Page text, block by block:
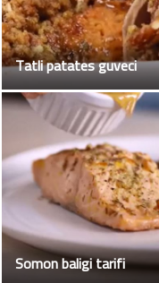
Tatli patates guveci
Somon baligi tarifi